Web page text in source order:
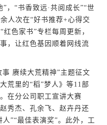
，“书香致远·共阅成长”“世
人次在“好书推荐+心得交
色家书”专栏每周更新，
，让红色基因顺着网线流
赓续大荒精神”主题征文
荒里的“稻”梦人》等11部
在分公司职工宣讲大赛
秀杰、孔余飞、赵卉丹还
”“最佳表演奖”。此外，工